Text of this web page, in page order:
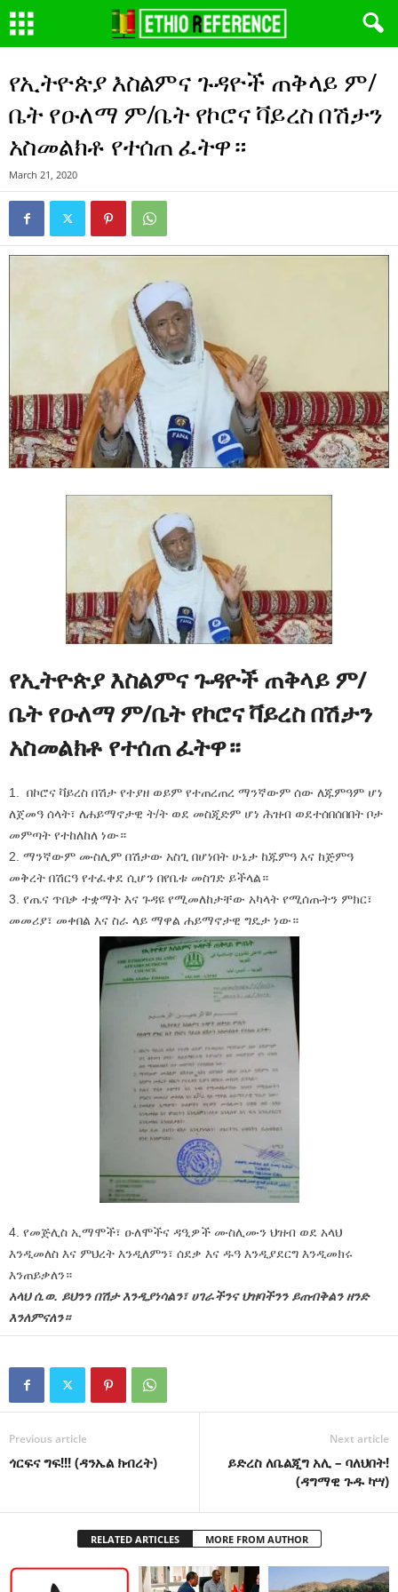
የኢትዮጵያ እስልምና ጉዳዮች ጠቅላይ ም/
ቤት የዑለማ ም/ቤት የኮሮና ቫይረስ በሽታን
አስመልክቶ የተሰጠ ፈትዋ።
March 21, 2020
የኢትዮጵያ እስልምና ጉዳዮች ጠቅላይ ም/
ቤትየዑለማ ም/ቤት የኮሮና ቫይረስ በሽታን
አስመልክቶ የተሰጠ ፈትዋ።
1. በኮሮና ቫይረስ በሽታ የተያዘ ወይም የተጠረጠረ ማንኛውም ሰው ለጁምዓም ሆነ
ለጀመዓ ሰላት፣ ለሐይማኖታዊ ት/ት ወደ መስጂድም ሆነ ሕዝብ ወደተሰበሰበበት ቦታ
መምጣት የተከለከለ ነው።
2. ማንኛውም ሙስሊም በሽታው አስጊ በሆነበት ሁኔታ ከጁምዓ እና ከጅምዓ
መቅረት በሽርዓ የተፈቀደ ሲሆን በየቤቱ መስገድ ይችላል።
3. የጤና ጥበቃ ተቋማት እና ጉዳዩ የሚመለከታቸው አካላት የሚሰጡትን ምክር፣
መመሪያ፣ መቀበል እና ስራ ላይ ማዋል ሐይማኖታዊ ግዴታ ነው።
4. የመጅሊስ ኢማሞች፣ ዑለሞችና ዳዒዎች ሙስሊሙን ህዝብ ወደ አላህ
እንዲመለስ እና ምህረት እንዲለምን፣ ሰደቃ እና ዱዓ እንዲያደርግ እንዲመክሩ
እንጠይቃለን።
አላህ ሰ.ወ. ይህንን በሽታ እንዲያነሳልን፣ ሀገራችንና ህዝባችንን ይጠብቅልን ዘንድ
እንለምናለን።
Previous article
ጎርፍና ግፍ!!! (ዳንኤል ክብረት)
Next article
ይድረስ ለቤልጂግ አሊ – ባለህበት!
(ዳግማዊ ጉዱ ካሣ)
RELATED ARTICLES MORE FROM AUTHOR